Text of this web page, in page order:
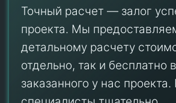
Точный расчет — залог
проекта. Мы
детальному расчету
отдельно, так и бесплатно
заказанного у нас